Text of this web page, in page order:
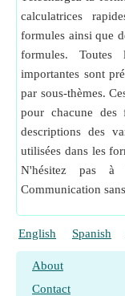
calculatrices
formules ainsi que
formules. Toutes
importantes sont
par sous-thèmes.
pour chacune
descriptions des
utilisées dans les
N'hésitez pas
Communication
English Spanish
About
Contact